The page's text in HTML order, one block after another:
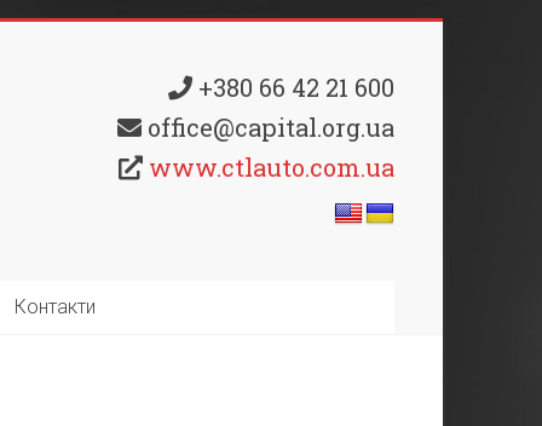
+380 66 42 21 600
office@capital.org.ua
www.ctlauto.com.ua
Контакти